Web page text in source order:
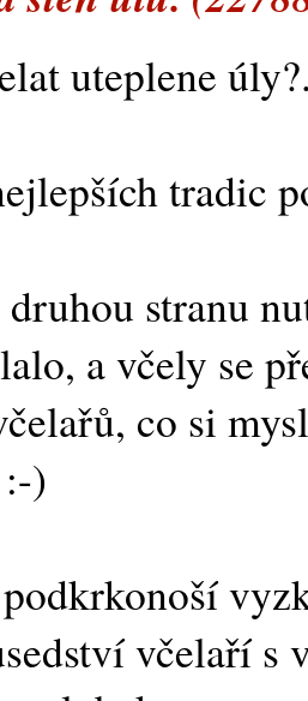
uteplene
tradic
druhou stranu
a včely se
co si
)
včelaří s